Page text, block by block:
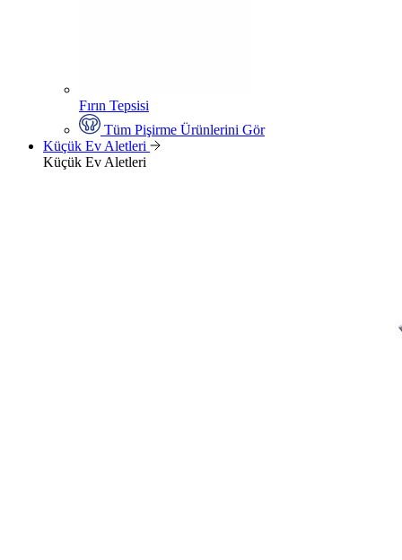
Fırın Tepsisi
Tüm Pişirme Ürünlerini Gör
Küçük Ev Aletleri
Küçük Ev Aletleri